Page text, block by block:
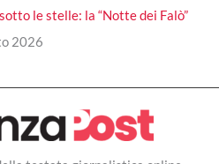
le stelle: la “Notte dei Falò”
2026